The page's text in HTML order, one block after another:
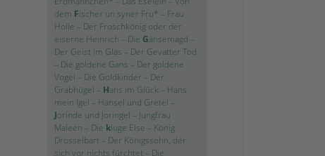
dem Fischer un syner Fru* – Frau
Holle – Der Froschkönig oder der
eiserne Heinrich – Die Gänsemagd –
Der Geist im Glas – Der Gevatter Tod
– Die goldene Gans – Der goldene
Vogel – Die Goldkinder – Der
Grabhügel – Hans im Glück – Hans
mein Igel – Hänsel und Gretel –
Jorinde und Joringel – Jungfrau
Maleen – Die kluge Else – König
Drosselbart – Der Königssohn, der
sich vor nichts fürchtet – Die